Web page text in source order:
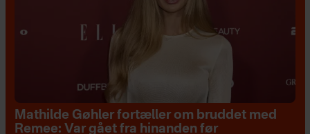
Mathilde Gøhler fortæller om bruddet med
Remee: Var gået fra hinanden før